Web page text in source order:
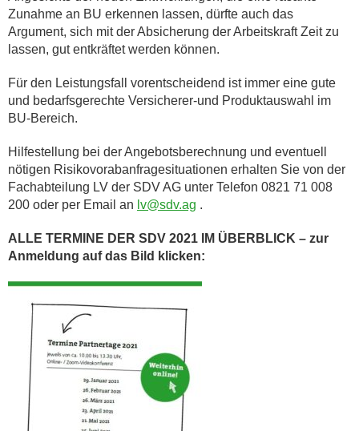
Zunahme an BU erkennen lassen, dürfte auch das
Argument, sich mit der Absicherung der Arbeitskraft Zeit zu
lassen, gut entkräftet werden können.
Für den Leistungsfall vorentscheidend ist immer eine gute
und bedarfsgerechte Versicherer-und Produktauswahl im
BU-Bereich.
Hilfestellung bei der Angebotsberechnung und eventuell
nötigen Risikovorabanfragesituationen erhalten Sie von der
Fachabteilung LV der SDV AG unter Telefon 0821 71 008
200 oder per Email an lv@sdv.ag .
ALLE TERMINE DER SDV 2021 IM ÜBERBLICK – zur
Anmeldung auf das Bild klicken: